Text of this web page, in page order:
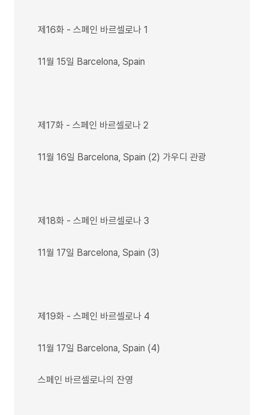
제16화 - 스페인 바르셀로나 1
11월 15일 Barcelona, Spain
제17화 - 스페인 바르셀로나 2
11월 16일 Barcelona, Spain (2) 가우디 관광
제18화 - 스페인 바르셀로나 3
11월 17일 Barcelona, Spain (3)
제19화 - 스페인 바르셀로나 4
11월 17일 Barcelona, Spain (4)
스페인 바르셀로나의 잔영